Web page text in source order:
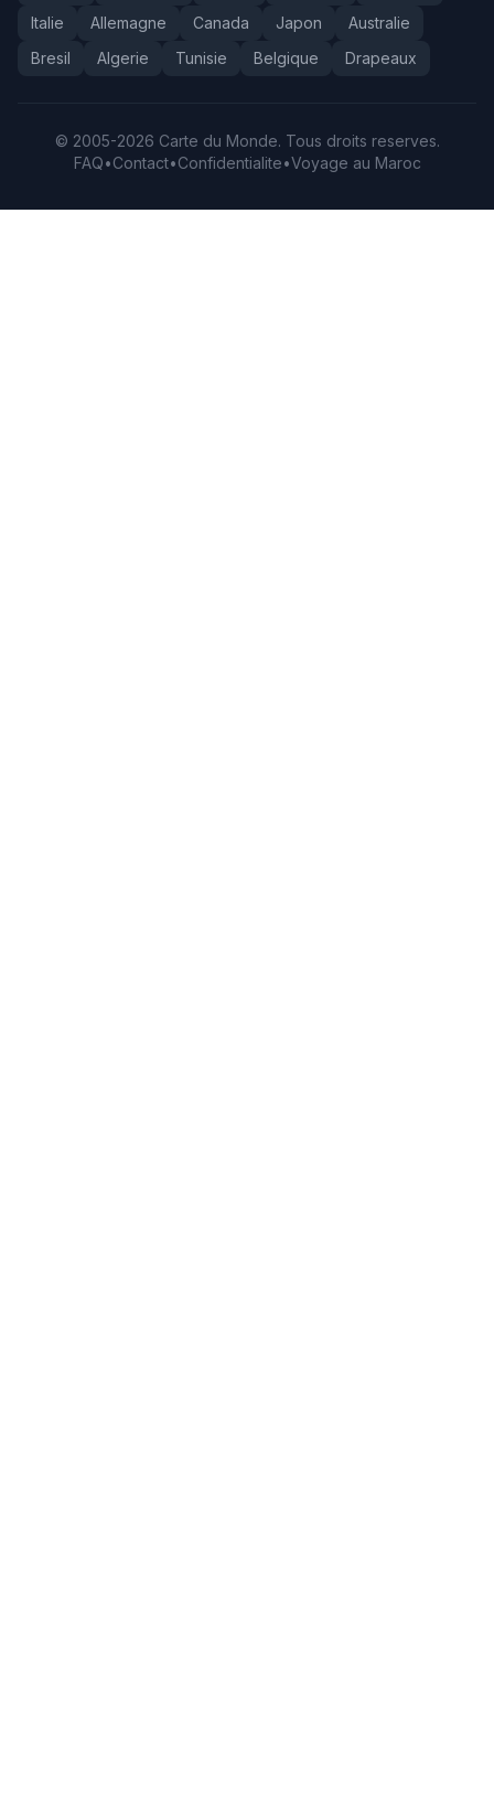
Italie
Allemagne Canada Japon
Australie
Bresil
Algerie Tunisie Belgique Drapeaux
© 2005-2026 Carte du Monde. Tous droits reserves.
FAQ•Contact•Confidentialite•Voyage au Maroc